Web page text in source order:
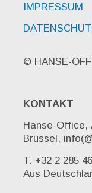
IMPRESSUM
© HANSE-
KONTAKT
Hanse-Office,
Brüssel,
T. +32 2 285
Aus